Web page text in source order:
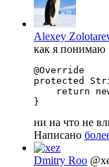
Alexey
как я понимаю
@Override
protected
return
}
ни на что не
Написано
Dmitry Roo